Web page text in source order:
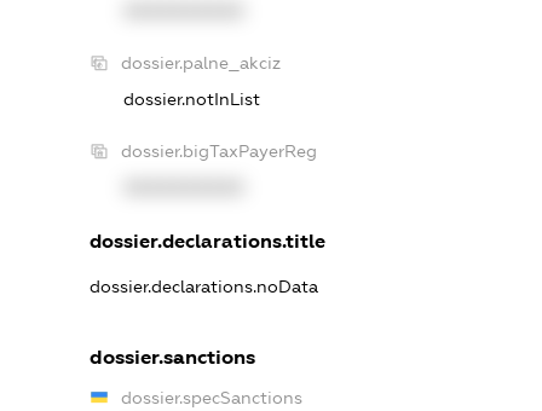
dossier.palne_akciz
dossier.notInList
dossier.bigTaxPayerReg
dossier.declarations.title
dossier.declarations.noData
dossier.sanctions
dossier.specSanctions